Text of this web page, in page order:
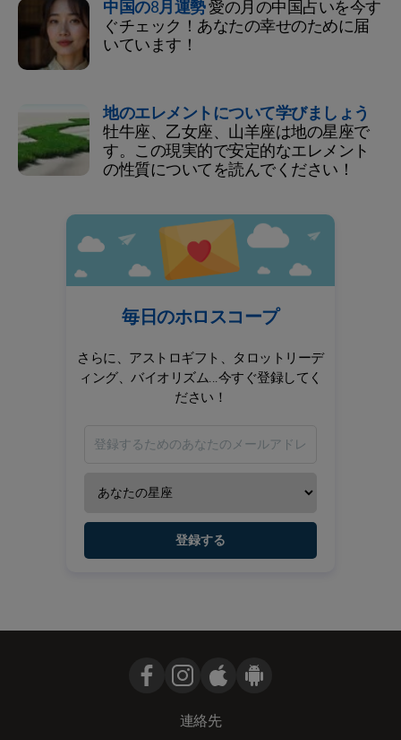
中国の8月運勢愛の月の中国占いを今す
ぐチェック！あなたの幸せのために届
いています！
地のエレメントについて学びましょう
牡牛座、乙女座、山羊座は地の星座で
す。この現実的で安定的なエレメント
の性質についてを読んでください！
毎日のホロスコープ
さらに、アストロギフト、タロットリーデ
ィング、バイオリズム...今すぐ登録してく
ださい！
登録する
連絡先